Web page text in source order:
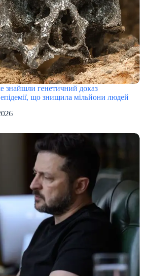
знайшли генетичний доказ
що знищила мільйони людей